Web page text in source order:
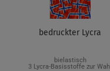
bedruckter Lycra
bielastisch
3 Lycra-Basisstoffe zur Wahl